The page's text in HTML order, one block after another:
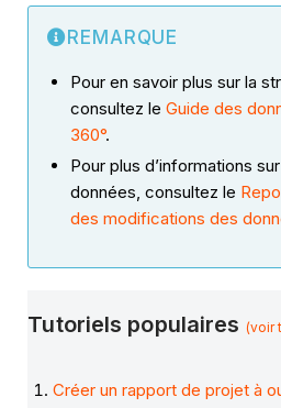
REMARQUE
Pour en savoir plus sur la
consultez leGuide des
360°.
Pour plus d’informations
données, consultez le
des modifications des
Tutoriels populaires (voir
Créer un rapport de projet à